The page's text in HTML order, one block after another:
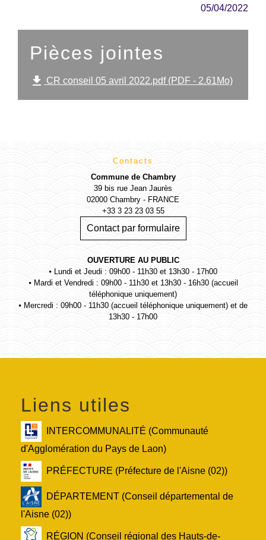
05/04/2022
Pièces jointes
file_download CR conseil 05 avril 2022.pdf (PDF - 2.61Mo)
Contacts
Commune de Chambry
39 bis rue Jean Jaurès
02000 Chambry - FRANCE
+33 3 23 23 03 55
Contact par formulaire
OUVERTURE AU PUBLIC
⦁ Lundi et Jeudi : 09h00 - 11h30 et 13h30 - 17h00
⦁ Mardi et Vendredi : 09h00 - 11h30 et 13h30 - 16h30 (accueil
téléphonique uniquement)
⦁ Mercredi : 09h00 - 11h30 (accueil téléphonique uniquement) et de
13h30 - 17h00
Liens utiles
INTERCOMMUNALITÉ (Communauté
d'Agglomération du Pays de Laon)
PRÉFECTURE (Préfecture de l'Aisne (02))
DÉPARTEMENT (Conseil départemental de
l'Aisne (02))
RÉGION (Conseil régional des Hauts-de-